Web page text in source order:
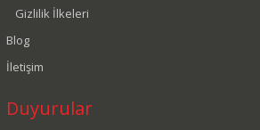
Gizlilik İlkeleri
Blog
İletişim
Duyurular